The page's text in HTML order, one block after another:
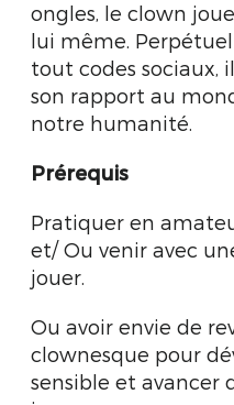
ongles, le clown
lui même.
tout codes sociaux,
son rapport au
notre humanité.
Prérequis
Pratiquer en
et/ Ou venir avec
jouer.
Ou avoir envie de
clownesque pour
sensible et avancer